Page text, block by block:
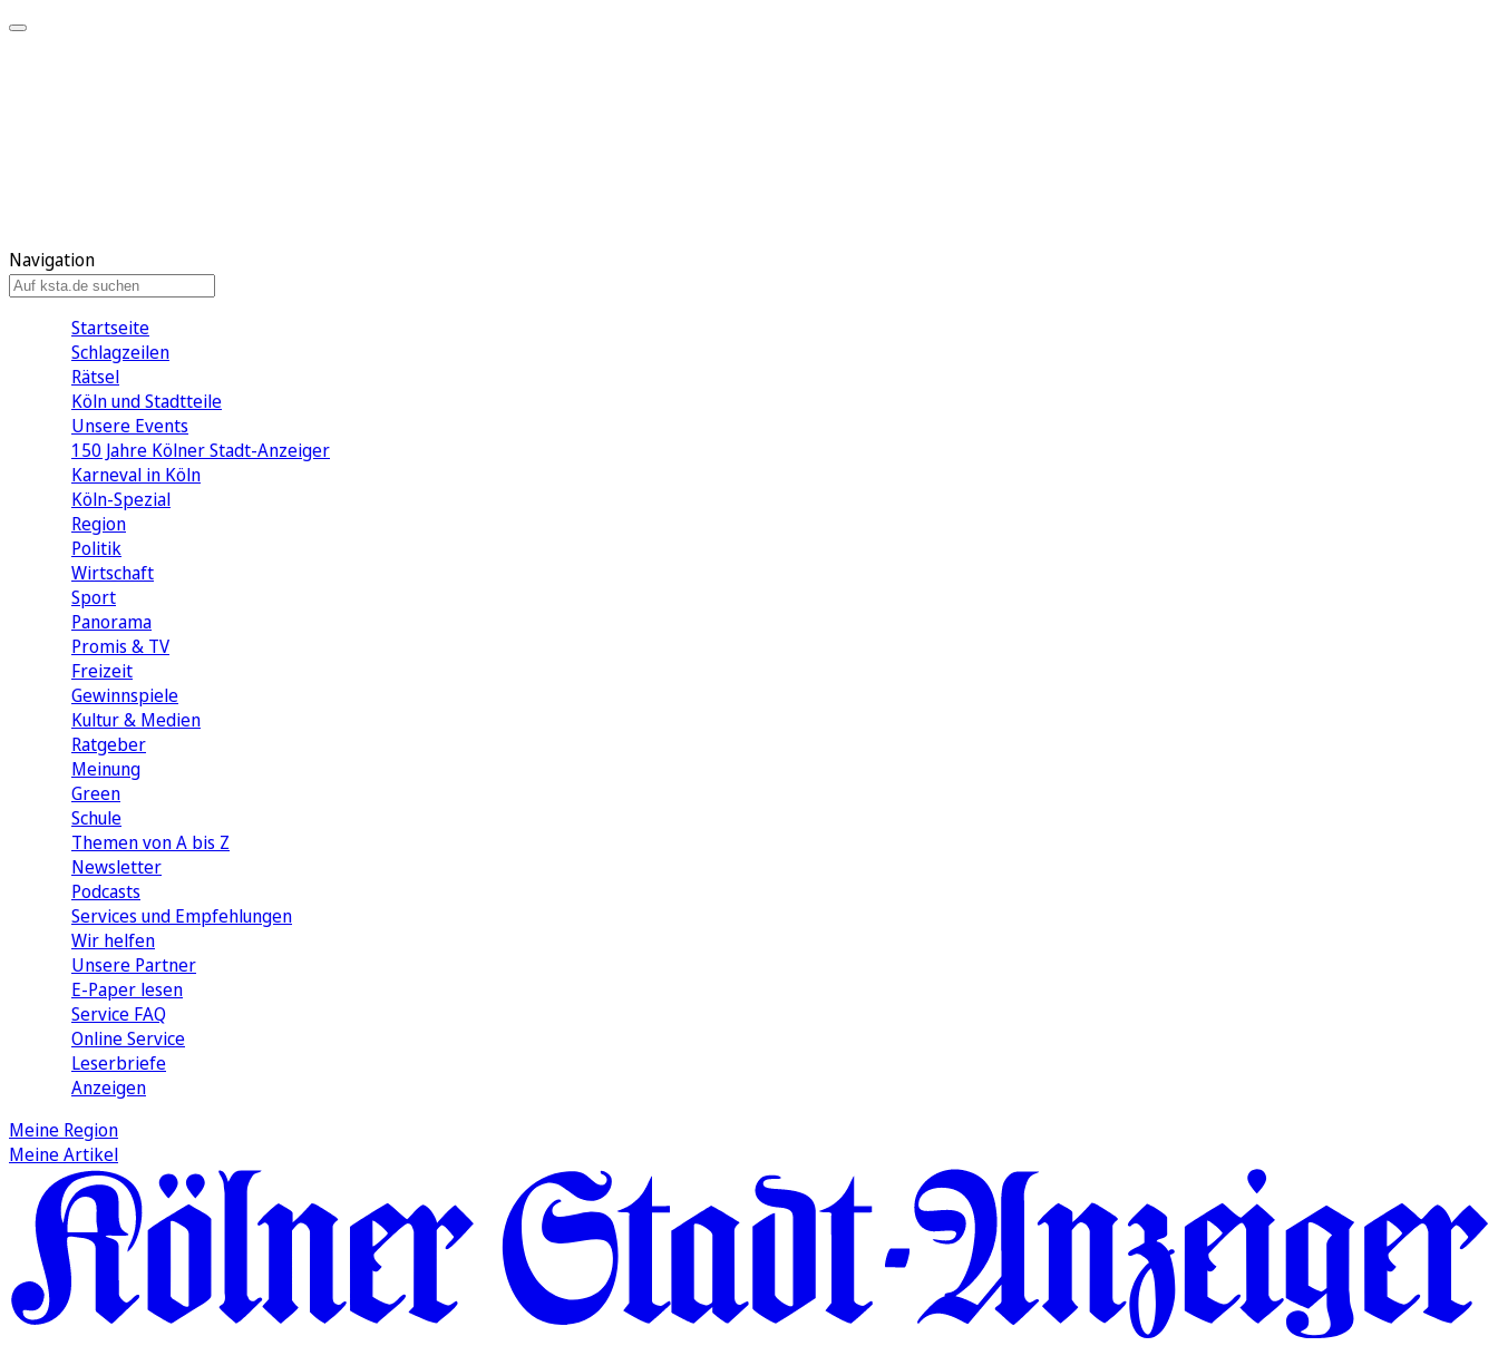
Navigation
Startseite
Schlagzeilen
Rätsel
Köln und Stadtteile
Unsere Events
150 Jahre Kölner Stadt-Anzeiger
Karneval in Köln
Köln-Spezial
Region
Politik
Wirtschaft
Sport
Panorama
Promis & TV
Freizeit
Gewinnspiele
Kultur & Medien
Ratgeber
Meinung
Green
Schule
Themen von A bis Z
Newsletter
Podcasts
Services und Empfehlungen
Wir helfen
Unsere Partner
E-Paper lesen
Service FAQ
Online Service
Leserbriefe
Anzeigen
Meine Region
Meine Artikel